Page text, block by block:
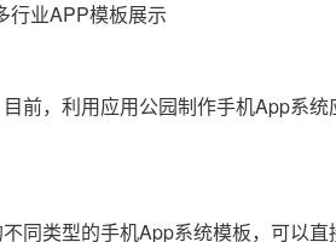
前，利用应用公园制作手机App系
同类型的手机App系统模板，可以